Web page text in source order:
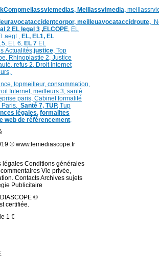
Compmeilassviemedias, Meillassvimedia,
meilleuavocataccidroute,
2 EL legal 3 ,ELCOPE, EL
, EL, EL1, EL
EL 6, EL 7 EL
Actualités,justice, Top
, Rhinoplastie 2, Justice
refus 2, Droit Internet
,
topmeilleur, consommation,
Internet, meilleurs 3, santé
paris, Cabinet formalité
Paris, Santé 7, TUP, Tup
légales, formalites
web de référencement,
© www.lemediascope.fr
légales Conditions générales
Vie privée,
Contacts Archives sujets
Publicitaire
©
certifiée.
1 €